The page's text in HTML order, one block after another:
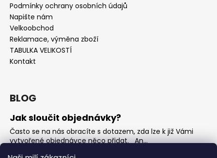
Podmínky ochrany osobních údajů
Napište nám
Velkoobchod
Reklamace, výměna zboží
TABULKA VELIKOSTÍ
Kontakt
BLOG
Jak sloučit objednávky?
Často se na nás obracíte s dotazem, zda lze k již Vámi
vytvořené objednávce něco přidat. An...
Jak vybrat rostoucí overal na jaro?